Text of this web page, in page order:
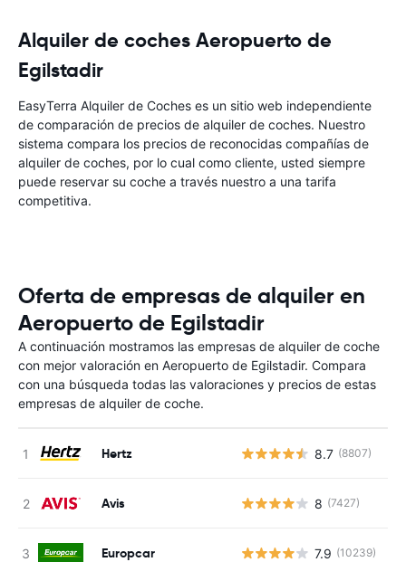
Alquiler de coches Aeropuerto de
Egilstadir
EasyTerra Alquiler de Coches es un sitio web independiente
de comparación de precios de alquiler de coches. Nuestro
sistema compara los precios de reconocidas compañías de
alquiler de coches, por lo cual como cliente, usted siempre
puede reservar su coche a través nuestro a una tarifa
competitiva.
Oferta de empresas de alquiler en
Aeropuerto de Egilstadir
A continuación mostramos las empresas de alquiler de coche
con mejor valoración en Aeropuerto de Egilstadir. Compara
con una búsqueda todas las valoraciones y precios de estas
empresas de alquiler de coche.
Hertz 8.7 (8807)
Avis 8 (7427)
Europcar 7.9 (10239)